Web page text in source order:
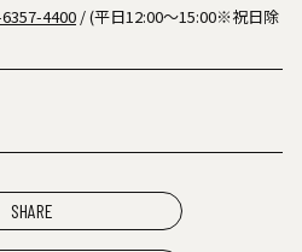
4400 / (平日12:00〜15:00※祝日除
SHARE